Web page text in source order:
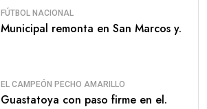
FÚTBOL NACIONAL
Municipal remonta en San Marcos y.
EL CAMPEÓN PECHO AMARILLO
Guastatoya con paso firme en el.